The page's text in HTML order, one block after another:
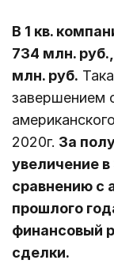
В 1 кв.
734 млн.
млн. руб.
завершением
2020г. За
увеличение
сравнению с
прошлого
финансовый
сделки.